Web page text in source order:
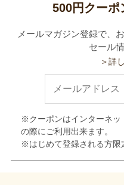
500円クーポ
メールマガジン登録で、
セール
＞詳
※クーポンはインターネッ
の際にご利用出来ます。
※はじめて登録される方限